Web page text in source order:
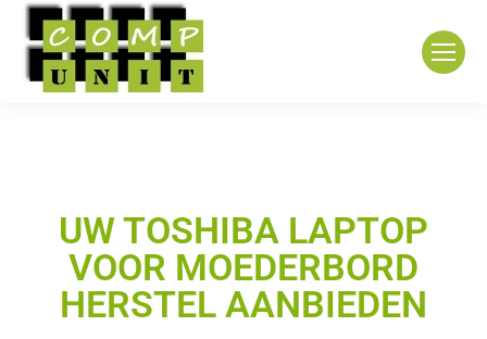
UW TOSHIBA LAPTOP
VOOR MOEDERBORD
HERSTEL AANBIEDEN